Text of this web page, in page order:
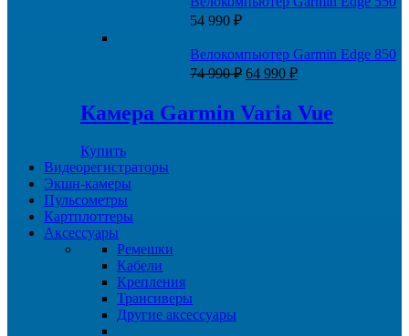
54 990 ₽
Велокомпьютер Garmin Edge 850
74 990₽ Первоначальная
составляла
74
64 990 ₽Текущая
64
990 ₽.
Камера Garmin Varia Vue
Купить
Видеорегистраторы
Экшн-камеры
Пульсометры
Картплоттеры
Аксессуары
Ремешки
Кабели
Крепления
Трансиверы
Другие аксессуары